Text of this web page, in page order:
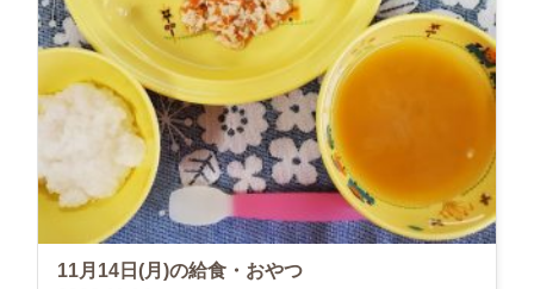
11月14日(月)の給食・おやつ